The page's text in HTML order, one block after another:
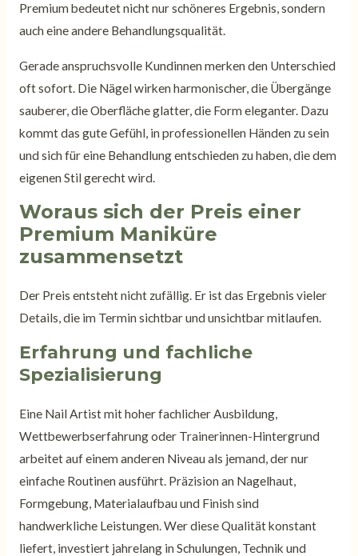
Premium bedeutet nicht nur schöneres Ergebnis, sondern
auch eine andere Behandlungsqualität.
Gerade anspruchsvolle Kundinnen merken den Unterschied
oft sofort. Die Nägel wirken harmonischer, die Übergänge
sauberer, die Oberfläche glatter, die Form eleganter. Dazu
kommt das gute Gefühl, in professionellen Händen zu sein
und sich für eine Behandlung entschieden zu haben, die dem
eigenen Stil gerecht wird.
Woraus sich der Preis einer
Premium Maniküre
zusammensetzt
Der Preis entsteht nicht zufällig. Er ist das Ergebnis vieler
Details, die im Termin sichtbar und unsichtbar mitlaufen.
Erfahrung und fachliche
Spezialisierung
Eine Nail Artist mit hoher fachlicher Ausbildung,
Wettbewerbserfahrung oder Trainerinnen-Hintergrund
arbeitet auf einem anderen Niveau als jemand, der nur
einfache Routinen ausführt. Präzision an Nagelhaut,
Formgebung, Materialaufbau und Finish sind
handwerkliche Leistungen. Wer diese Qualität konstant
liefert, investiert jahrelang in Schulungen, Technik und